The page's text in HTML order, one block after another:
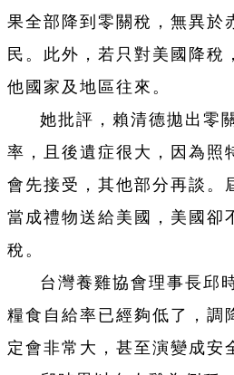
果全部降到零關稅，無異於
民。此外，若只對美國降稅
他國家及地區往來。
她批評，賴清德拋出零
率，且後遺症很大，因為照
會先接受，其他部分再談。
當成禮物送給美國，美國卻
稅。
台灣養雞協會理事長邱
糧食自給率已經夠低了，調
定會非常大，甚至演變成安